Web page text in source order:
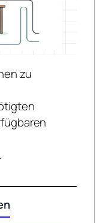
zu